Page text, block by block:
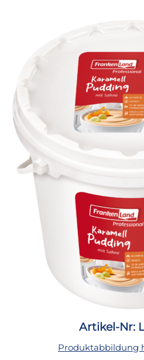
Artikel-Nr:
Produktabbildung